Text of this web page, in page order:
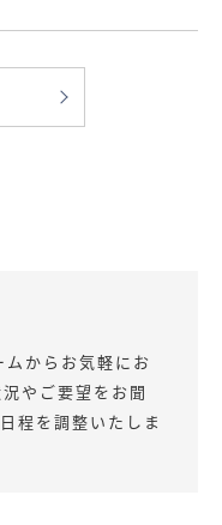
からお気軽にお
やご要望をお聞
程を調整いたしま